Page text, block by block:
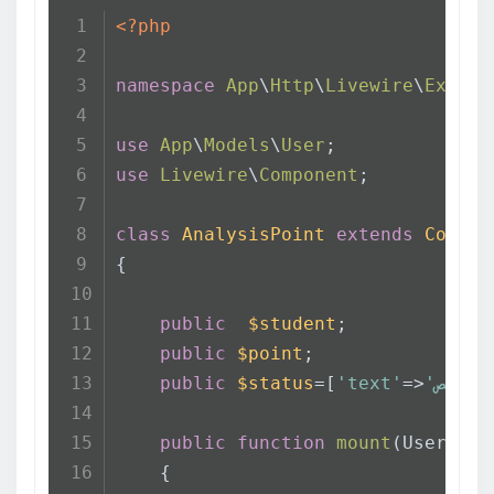
<?php
namespace App\Http\Livewire\Exams
use App\Models\User ;
use
Livewire\Component ;
class AnalysisPoint extends
{
public $student ;
public
$point ;
public
$status=[ 'text' =>
public function mount ( User
    {